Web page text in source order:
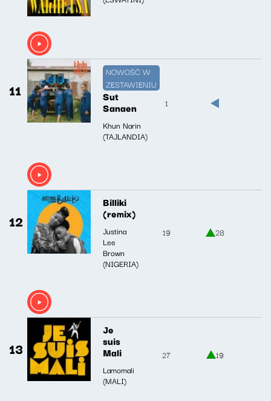
11
NOWOŚĆ W
ZESTAWIENIU
Sut
Sanaen
Khun Narin
(TAJLANDIA)
1
12
Billiki
(remix)
Justina
Lee
Brown
(NIGERIA)
19 28
13
Je
suis
Mali
Lamomali
(MALI)
27 19